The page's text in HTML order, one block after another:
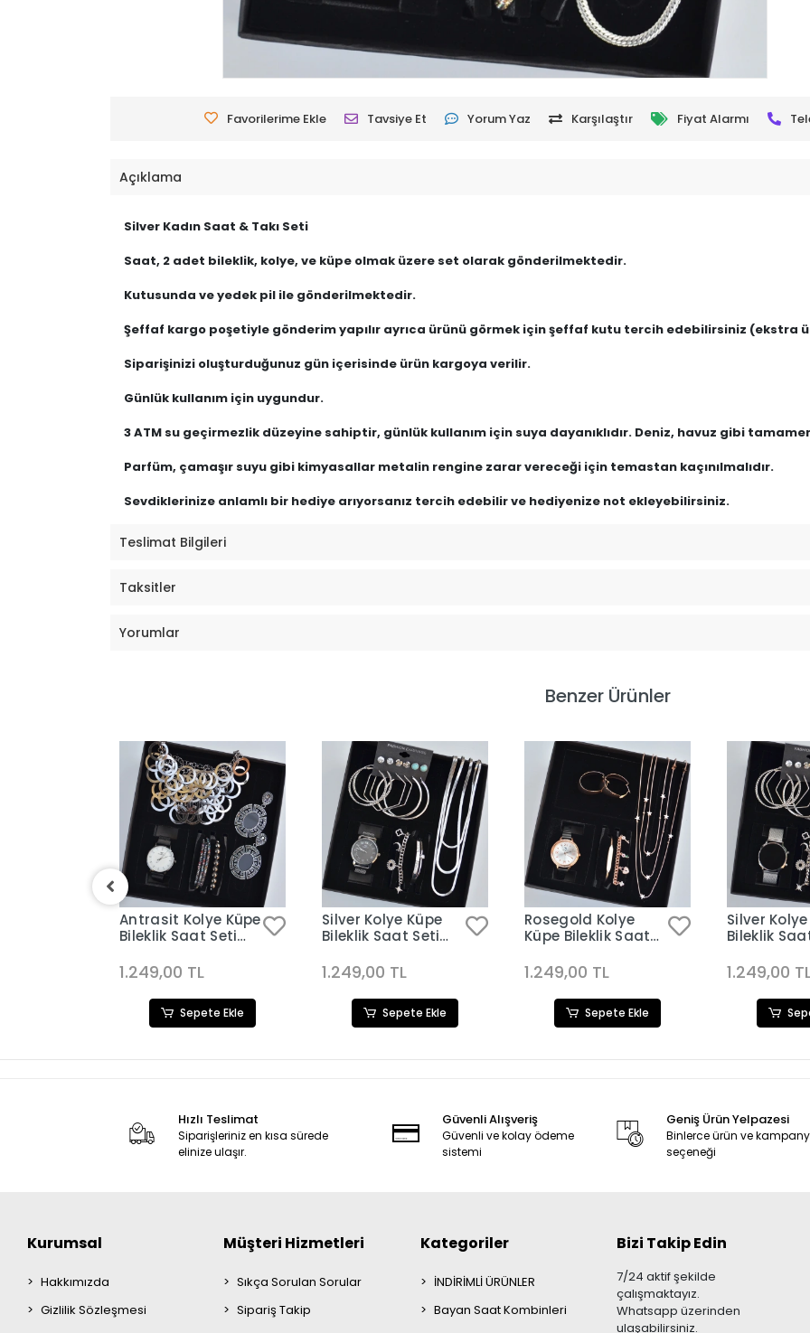
Favorilerime Ekle Tavsiye Et Yorum Yaz Karşılaştır Fiyat Alarmı
Açıklama
Silver Kadın Saat & Takı Seti
Saat, 2 adet bileklik, kolye, ve küpe olmak üzere set olarak gönderilmektedir.
Kutusunda ve yedek pil ile gönderilmektedir.
Şeffaf kargo poşetiyle gönderim yapılır ayrıca ürünü görmek için şeffaf kutu tercih edebilirsiniz (ekstra
Siparişinizi oluşturduğunuz gün içerisinde ürün kargoya verilir.
Günlük kullanım için uygundur.
3 ATM su geçirmezlik düzeyine sahiptir, günlük kullanım için suya dayanıklıdır. Deniz, havuz gibi
Parfüm, çamaşır suyu gibi kimyasallar metalin rengine zarar vereceği için temastan kaçınılmalıdır.
Sevdiklerinize anlamlı bir hediye arıyorsanız tercih edebilir ve hediyenize not ekleyebilirsiniz.
Teslimat Bilgileri
Taksitler
Yorumlar
Benzer Ürünler
Antrasit Kolye Küpe
Bileklik Saat Seti
1.249,00 TL
Sepete Ekle
Silver Kolye Küpe
Bileklik Saat Seti
1.249,00 TL
Sepete Ekle
Rosegold Kolye
Küpe Bileklik Saat
1.249,00 TL
Sepete Ekle
Silver
Bileklik
1.249,00
Hızlı Teslimat
Siparişleriniz en kısa sürede
elinize ulaşır.
Güvenli Alışveriş
Güvenli ve kolay ödeme
sistemi
Geniş Ürün Yelpazesi
Binlerce ürün ve
seçeneği
Kurumsal
Hakkımızda
Gizlilik Sözleşmesi
Müşteri Hizmetleri
Sıkça Sorulan Sorular
Sipariş Takip
Kategoriler
İNDİRİMLİ ÜRÜNLER
Bayan Saat Kombinleri
Bizi Takip Edin
7/24 aktif şekilde
çalışmaktayız.
Whatsapp üzerinden
ulaşabilirsiniz.